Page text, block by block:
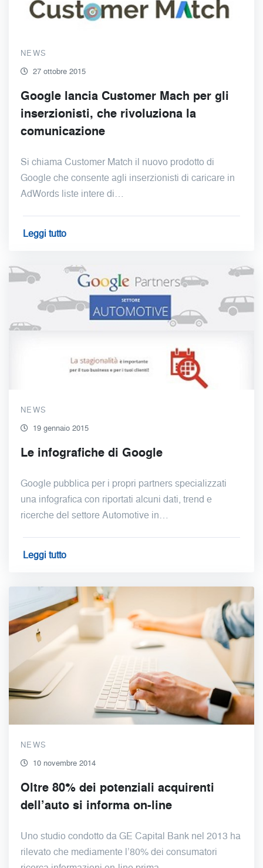
NEWS
27 ottobre 2015
Google lancia Customer Mach per gli
inserzionisti, che rivoluziona la
comunicazione
Si chiama Customer Match il nuovo prodotto di
Google che consente agli inserzionisti di caricare in
AdWords liste intere di…
Leggi tutto
NEWS
19 gennaio 2015
Le infografiche di Google
Google pubblica per i propri partners specializzati
una infografica con riportati alcuni dati, trend e
ricerche del settore Automotive in…
Leggi tutto
NEWS
10 novembre 2014
Oltre 80% dei potenziali acquirenti
dell’auto si informa on-line
Uno studio condotto da GE Capital Bank nel 2013 ha
rilevato che mediamente l’80% dei consumatori